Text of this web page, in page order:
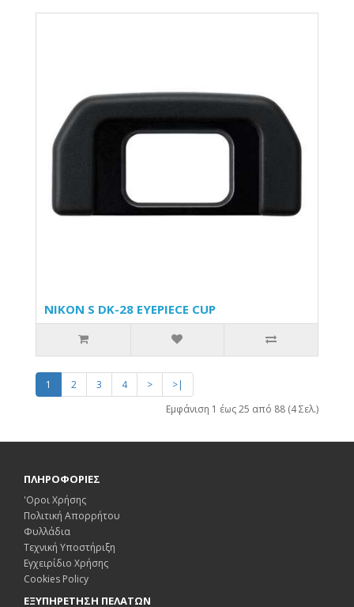
NIKON S DK-28 EYEPIECE CUP
1 2 3 4 >
>|
Εμφάνιση 1 έως 25 από 88 (4 Σελ.)
ΠΛΗΡΟΦΟΡΙΕΣ
'Οροι Χρήσης
Πολιτική Απορρήτου
Φυλλάδια
Τεχνική Υποστήριξη
Εγχειρίδιο Χρήσης
Cookies Policy
ΕΞΥΠΗΡΕΤΗΣΗ ΠΕΛΑΤΩΝ